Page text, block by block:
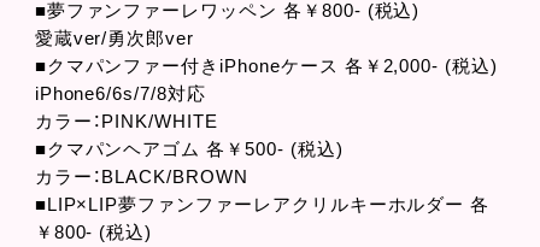
■夢ファンファーレワッペン 各￥800- (税込)
愛蔵ver/勇次郎ver
■クマパンファー付きiPhoneケース 各￥2,000- (税込)
iPhone6/6s/7/8対応
カラー：PINK/WHITE
■クマパンヘアゴム 各￥500- (税込)
カラー：BLACK/BROWN
■LIP×LIP夢ファンファーレアクリルキーホルダー 各
￥800- (税込)